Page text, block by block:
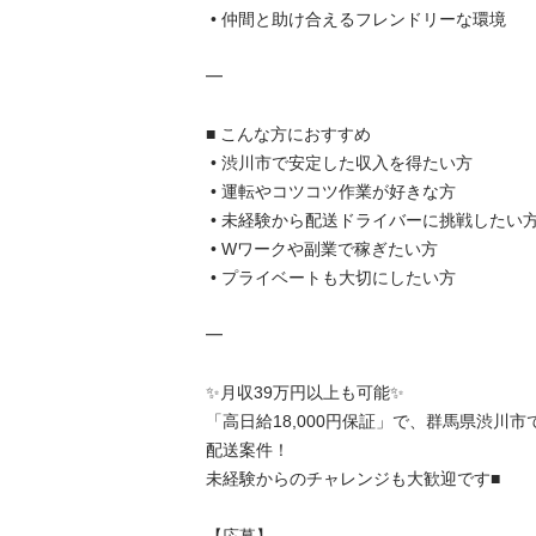
━
■ こんな方におすすめ
━
✨月収39万円以上も可能✨
「高日給18,000円保証」で、群馬県渋川
配送案件！
未経験からのチャレンジも大歓迎です■